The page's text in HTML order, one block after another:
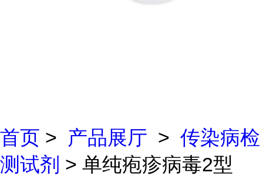
首页 > 产品展厅 > 传染病检
测试剂 > 单纯疱疹病毒2型